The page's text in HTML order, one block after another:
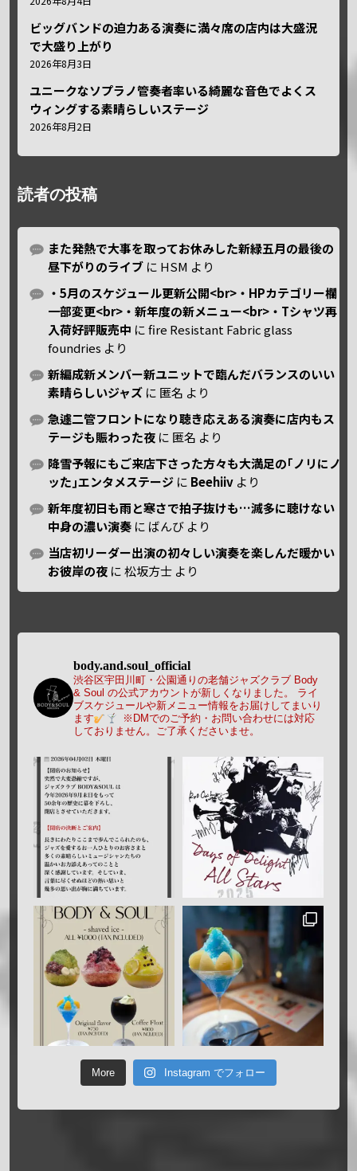
ビッグバンドの迫力ある演奏に満々席の店内は大盛況
で大盛り上がり
2026年8月3日
ユニークなソプラノ管奏者率いる綺麗な音色でよくス
ウィングする素晴らしいステージ
2026年8月2日
読者の投稿
また発熱で大事を取ってお休みした新緑五月の最後の
昼下がりのライブ に HSM より
・5月のスケジュール更新公開<br>・HPカテゴリー欄
一部変更<br>・新年度の新メニュー<br>・Tシャツ再
入荷好評販売中 にfire Resistant Fabric glass
foundries より
新編成新メンバー新ユニットで臨んだバランスのいい
素晴らしいジャズ に 匿名 より
急遽二管フロントになり聴き応えある演奏に店内もス
テージも賑わった夜 に 匿名 より
降雪予報にもご来店下さった方々も大満足の｢ノリにノ
ッた｣エンタメステージ に Beehiiv より
新年度初日も雨と寒さで拍子抜けも…滅多に聴けない
中身の濃い演奏 に ばんび より
当店初リーダー出演の初々しい演奏を楽しんだ暖かい
お彼岸の夜 に松坂方士 より
body.and.soul_official
渋谷区宇田川町・公園通りの老舗ジャズクラブ Body
& Soul の公式アカウントが新しくなりました。
ライ
ブスケジュールや新メニュー情報をお届けしてまいり
ます
※DMでのご予約・お問い合わせには対応
しておりません。ご了承くださいませ。
More Instagram でフォロー